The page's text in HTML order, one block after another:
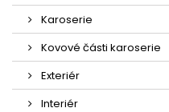
Karoserie
Kovové části karoserie
Exteriér
Interiér